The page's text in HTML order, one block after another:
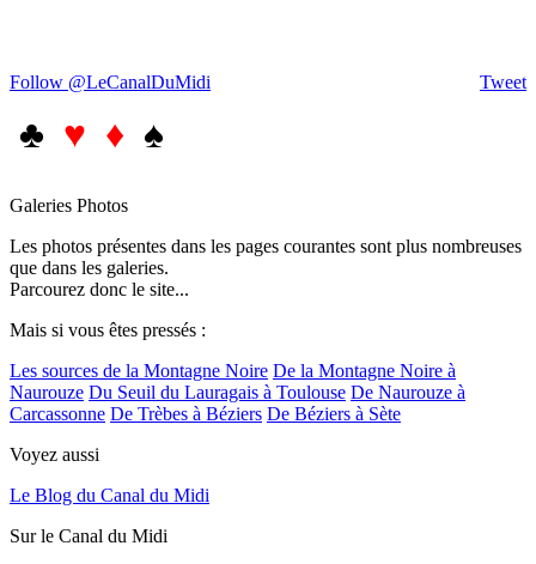
Tweet
Follow @LeCanalDuMidi
♣ ♥ ♦ ♠
Galeries Photos
Les photos présentes dans les pages courantes sont plus nombreuses
que dans les galeries.
Parcourez donc le site...
Mais si vous êtes pressés :
Les sources de la Montagne Noire De la Montagne Noire à
Naurouze Du Seuil du Lauragais à Toulouse De Naurouze à
Carcassonne De Trèbes à Béziers De Béziers à Sète
Voyez aussi
Le Blog du Canal du Midi
Sur le Canal du Midi